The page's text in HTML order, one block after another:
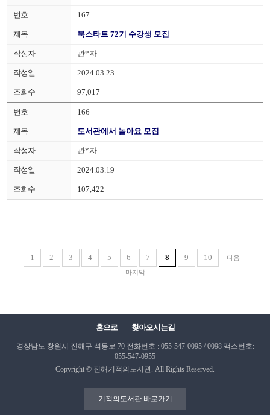
167
북스타트 72기 수강생 모집
관*자
2024.03.23
97,017
166
도서관에서 놀아요 모집
관*자
2024.03.19
107,422
1 2 3 4 5 6 7 8 9 10
다음
마지막
홈으로 찾아오시는길
경상남도 창원시 진해구 석동로 70전화번호 : 055-547-0095 / 0098팩스번호:
055-547-0955
Copyright © 진해기적의도서관. All Rights Reserved.
기적의도서관 바로가기